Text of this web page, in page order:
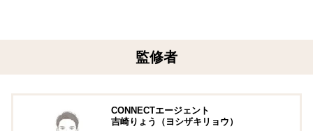
監修者
CONNECTエージェント
吉崎りょう（ヨシザキリョウ）